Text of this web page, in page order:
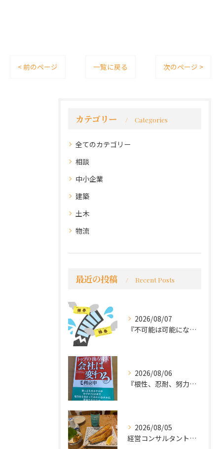
< 前のページ 一覧に戻る 次のページ >
カテゴリー Categories
全てのカテゴリー
相談
中小企業
建築
土木
物流
最近の投稿 Recent Posts
2026/08/07
『不可能は可能になる』
2026/08/06
『根性、忍耐、努力という言葉は死語なのか』
2026/08/05
経営コンサルタントのモーちゃん・毛利京申です。